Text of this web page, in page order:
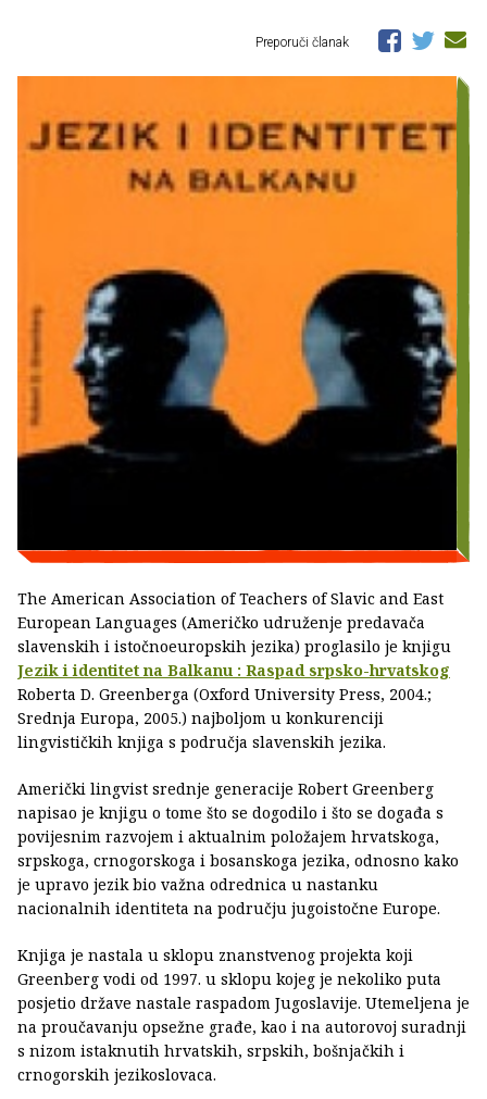
Preporuči članak
The American Association of Teachers of Slavic and East
European Languages (Američko udruženje predavača
slavenskih i istočnoeuropskih jezika) proglasilo je knjigu
Jezik i identitet na Balkanu : Raspad srpsko-hrvatskog
Roberta D. Greenberga (Oxford University Press, 2004.;
Srednja Europa, 2005.) najboljom u konkurenciji
lingvističkih knjiga s područja slavenskih jezika.
Američki lingvist srednje generacije Robert Greenberg
napisao je knjigu o tome što se dogodilo i što se događa s
povijesnim razvojem i aktualnim položajem hrvatskoga,
srpskoga, crnogorskoga i bosanskoga jezika, odnosno kako
je upravo jezik bio važna odrednica u nastanku
nacionalnih identiteta na području jugoistočne Europe.
Knjiga je nastala u sklopu znanstvenog projekta koji
Greenberg vodi od 1997. u sklopu kojeg je nekoliko puta
posjetio države nastale raspadom Jugoslavije. Utemeljena je
na proučavanju opsežne građe, kao i na autorovoj suradnji
s nizom istaknutih hrvatskih, srpskih, bošnjačkih i
crnogorskih jezikoslovaca.